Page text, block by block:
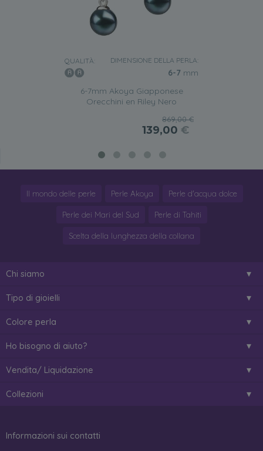
QUALITÀ: DIMENSIONE DELLA PERLA:
6-7 mm
6-7mm Akoya Giapponese
Orecchini en Riley Nero
869,00 €
139,00 €
Il mondo delle perle Perle Akoya Perle d'acqua dolce
Perle dei Mari del Sud Perle di Tahiti
Scelta della lunghezza della collana
Chi siamo
Tipo di gioielli
Colore perla
Ho bisogno di aiuto?
Vendita/ Liquidazione
Collezioni
Informazioni sui contatti